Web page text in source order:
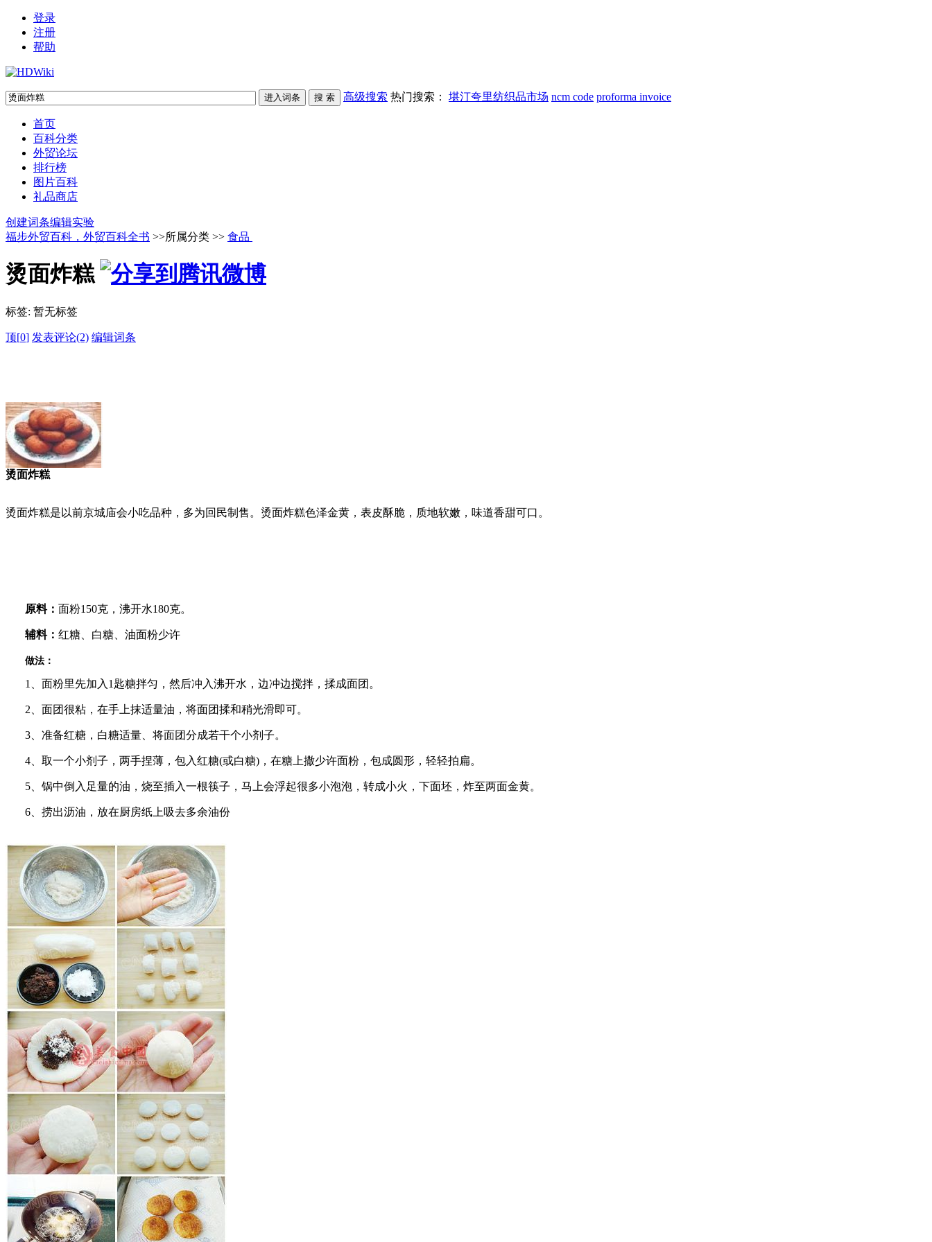
登录
注册
帮助
高级搜索 热门搜索： 堪汀夸里纺织品市场 ncm code proforma invoice
首页
百科分类
外贸论坛
排行榜
图片百科
礼品商店
创建词条编辑实验
福步外贸百科，外贸百科全书 >>所属分类 >> 食品
烫面炸糕
标签: 暂无标签
顶[0] 发表评论(2) 编辑词条
烫面炸糕
烫面炸糕是以前京城庙会小吃品种，多为回民制售。烫面炸糕色泽金黄，表皮酥脆，质地软嫩，味道香甜可口。
原料： 面粉150克，沸开水180克。
辅料： 红糖、白糖、油面粉少许
做法：
1、面粉里先加入1匙糖拌匀，然后冲入沸开水，边冲边搅拌，揉成面团。
2、面团很粘，在手上抹适量油，将面团揉和稍光滑即可。
3、准备红糖，白糖适量、将面团分成若干个小剂子。
4、取一个小剂子，两手捏薄，包入红糖(或白糖)，在糖上撒少许面粉，包成圆形，轻轻拍扁。
5、锅中倒入足量的油，烧至插入一根筷子，马上会浮起很多小泡泡，转成小火，下面坯，炸至两面金黄。
6、捞出沥油，放在厨房纸上吸去多余油份